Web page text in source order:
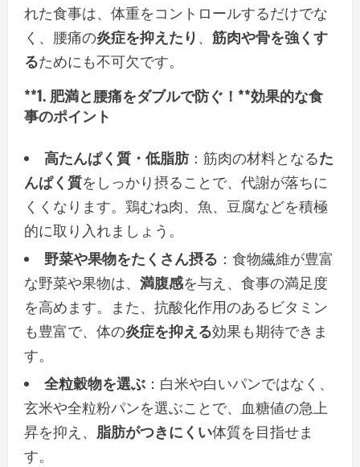
れた食事は、体重をコントロールするだけでな
く、腰痛の炎症を抑えたり 、 筋肉や骨を強くす
るためにも不可欠です。
**1. 肥満と腰痛をダブルで防ぐ！**効果的な食
事のポイント
高たんぱく質・低脂肪：筋肉の材料となるた
んぱく質をしっかり摂ることで、代謝が落ちに
くくなります。鶏むね肉、魚、豆腐などを積極
的に取り入れましょう。
野菜や果物をたくさん摂る ：食物繊維が豊富
な野菜や果物は、 満腹感を与え、食事の満足度
を高めます。また、抗酸化作用のあるビタミン
も豊富で、体の炎症を抑える効果も期待できま
す。
全粒穀物を選ぶ ：白米や白いパンではなく、
玄米や全粒粉パンを選ぶことで、血糖値の急上
昇を抑え、 脂肪がつきにくい体質を目指せま
す。